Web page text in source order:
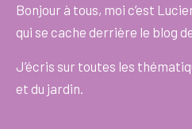
Bonjour à tous, moi c’est
qui se cache derrière le blog
J’écris sur toutes les
et du jardin.